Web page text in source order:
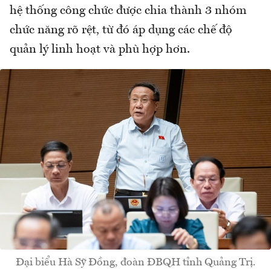
hệ thống công chức được chia thành 3 nhóm
chức năng rõ rệt, từ đó áp dụng các chế độ
quản lý linh hoạt và phù hợp hơn.
Đại biểu Hà Sỹ Đồng, đoàn ĐBQH tỉnh Quảng Trị.